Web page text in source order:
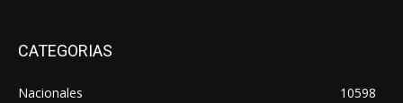
CATEGORIAS
Nacionales
10598